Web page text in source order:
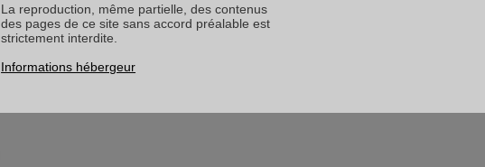
La reproduction, même partielle, des contenus
des pages de ce site sans accord préalable est
strictement interdite.
Informations hébergeur